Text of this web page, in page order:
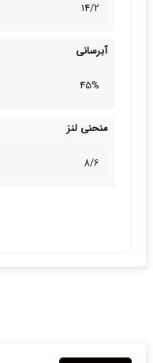
14/2
آبرسانی
45%
منحنی لنز
8/6